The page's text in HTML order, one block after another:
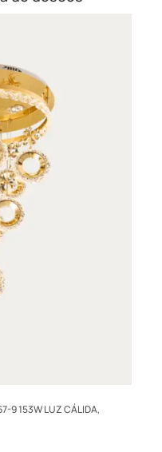
9 153W LUZ CÁLIDA,